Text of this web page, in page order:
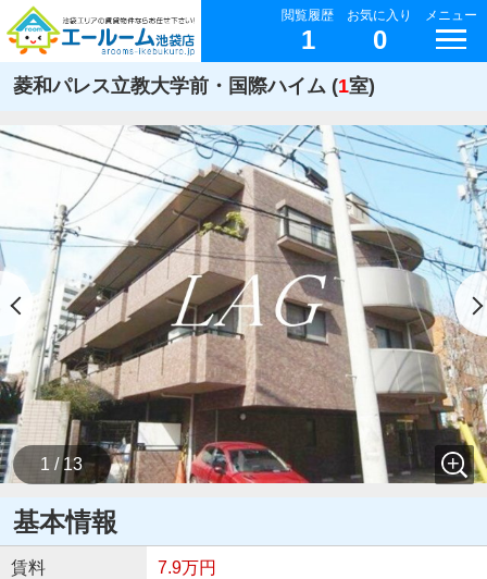
閲覧履歴
1
お気に入り
0
メニュー
菱和パレス立教大学前・国際ハイム (1室)
1 / 13
基本情報
賃料 7.9万円